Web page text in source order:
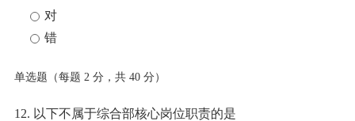
对
错
单选题（每题 2 分，共 40 分）
12. 以下不属于综合部核心岗位职责的是